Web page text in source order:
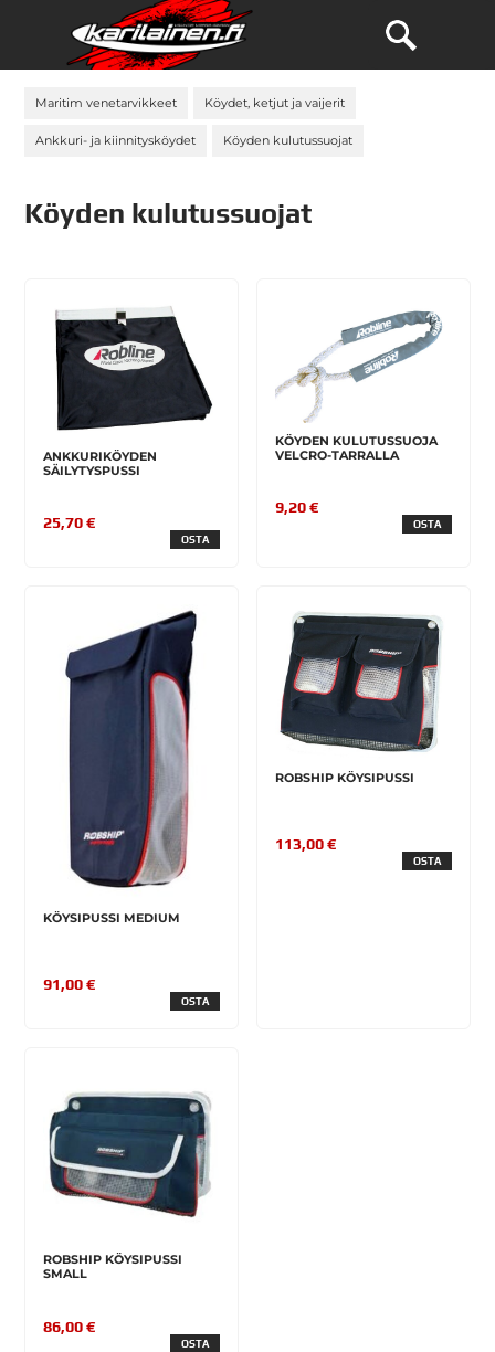
Maritim venetarvikkeet Köydet, ketjut ja vaijerit
Ankkuri- ja kiinnitysköydet Köyden kulutussuojat
Köyden kulutussuojat
ANKKURIKÖYDEN
SÄILYTYSPUSSI
25,70 €
OSTA
KÖYDEN KULUTUSSUOJA
VELCRO-TARRALLA
9,20 €
OSTA
KÖYSIPUSSI MEDIUM
91,00 €
OSTA
ROBSHIP KÖYSIPUSSI
113,00 €
OSTA
ROBSHIP KÖYSIPUSSI
SMALL
86,00 €
OSTA